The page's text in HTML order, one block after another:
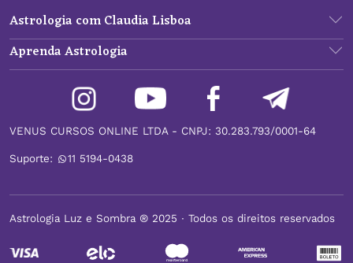
Astrologia com Claudia Lisboa
Aprenda Astrologia
VENUS CURSOS ONLINE LTDA - CNPJ: 30.283.793/0001-64
Suporte: 11 5194-0438
Astrologia Luz e Sombra ® 2025 ∙ Todos os direitos reservados